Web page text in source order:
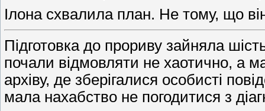
Ілона схвалила план. Не тому, що
Підготовка до прориву зайняла
почали відмовляти не хаотично, а
архіву, де зберігалися особисті
мала нахабство не погодитися з